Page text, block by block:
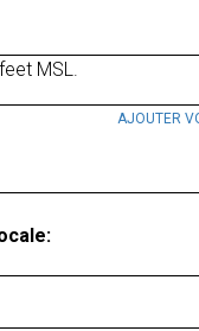
MSL.
AJOUTER